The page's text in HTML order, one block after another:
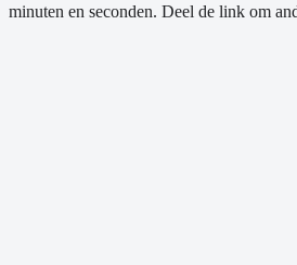
minuten en seconden. Deel de link om